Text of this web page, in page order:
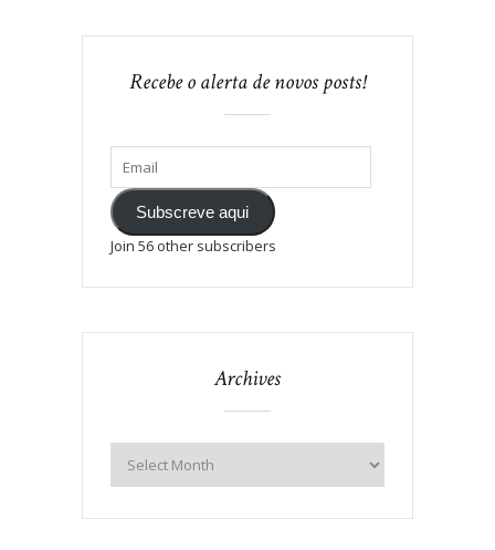
Recebe o alerta de novos posts!
Subscreve aqui
Join 56 other subscribers
Archives